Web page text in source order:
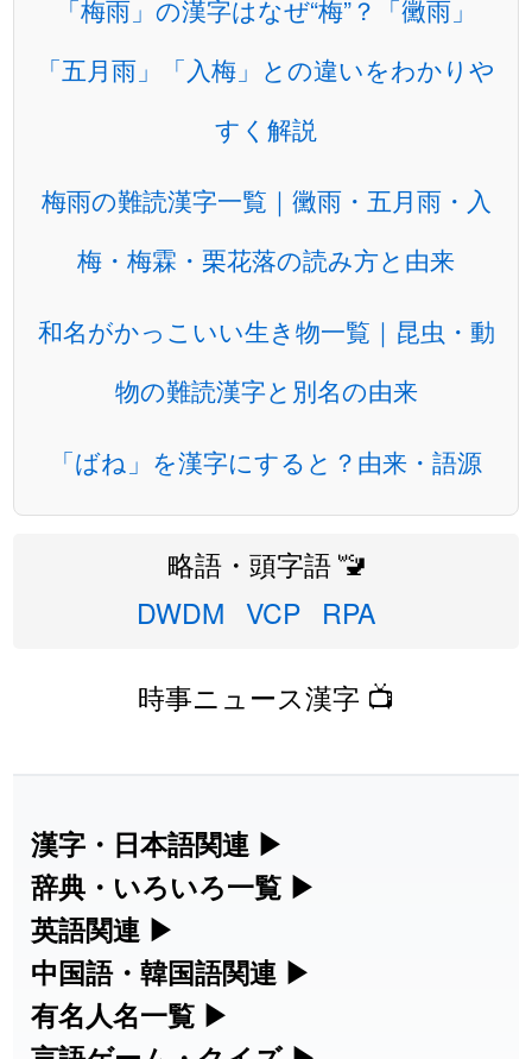
「梅雨」の漢字はなぜ“梅”？「黴雨」
「五月雨」「入梅」との違いをわかりや
すく解説
梅雨の難読漢字一覧｜黴雨・五月雨・入
梅・梅霖・栗花落の読み方と由来
和名がかっこいい生き物一覧｜昆虫・動
物の難読漢字と別名の由来
「ばね」を漢字にすると？由来・語源
略語・頭字語 🚾
DWDM VCP RPA
時事ニュース漢字 📺
漢字・日本語関連 ▶
漢字の読み方検索、手書き入力、書き順
練習など、日本語学習に役立つツールを
集めています。
人名漢字辞典 - 読み方検索
辞典・いろいろ一覧 ▶
部首・画数別の漢字一覧、熟語辞典、地
名・駅名検索など、各種リファレンスツ
ールです。
英語関連 ▶
カタカナ語・略語の意味検索、発音記
号、リスニング練習など英語学習ツール
です。
中国語・韓国語関連 ▶
中国語のピンイン変換、韓国語の手書き
入力など、アジア言語学習ツールです。
有名人名一覧 ▶